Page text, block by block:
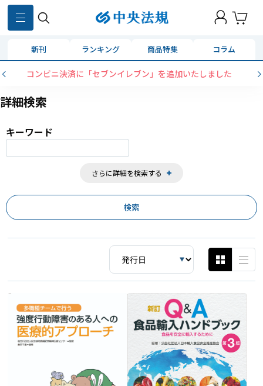
新刊 ランキング 商品特集 コラム
コンビニ決済に「セブンイレブン」を追加いたしました
詳細検索
キーワード
さらに詳細を検索する
859